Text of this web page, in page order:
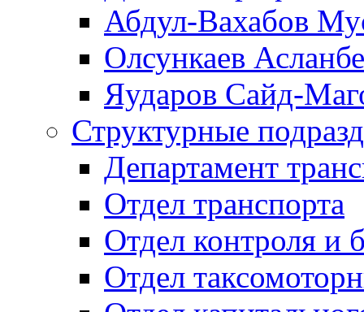
Абдул-Вахабов
Олсункаев
Яударов Сайд-
Структурные
Департамент
Отдел транспорта
Отдел контроля и
Отдел